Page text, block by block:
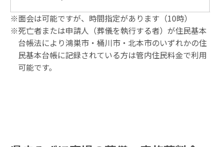
※面会は可能ですが、時間指定があります（10時）
※死亡者または申請人（葬儀を執行する者）が住民基本
台帳法により鴻巣市・桶川市・北本市のいずれかの住
民基本台帳に記録されている方は管内住民料金で利用
可能です。